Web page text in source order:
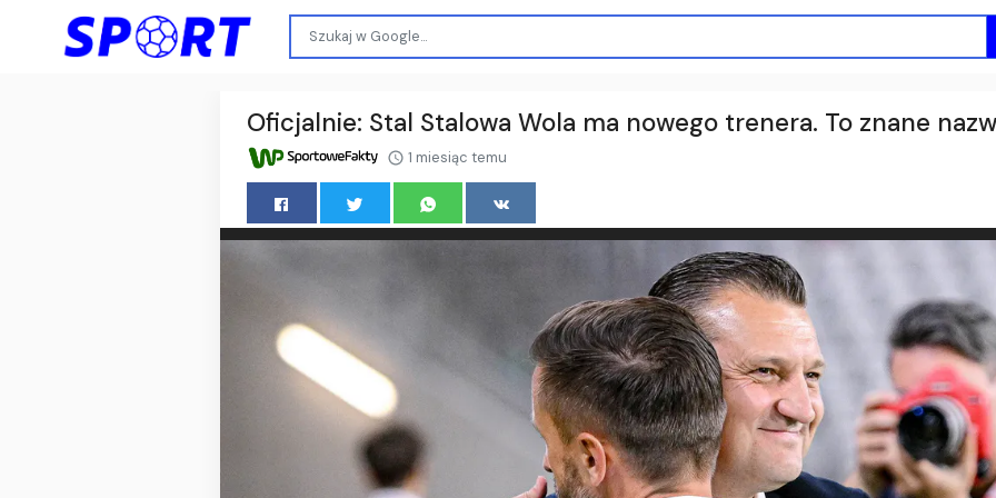
Oficjalnie: Stal Stalowa Wola ma nowego trenera. To znane
1 miesiąc temu